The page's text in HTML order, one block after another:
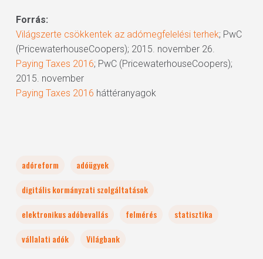
Forrás:
Világszerte csökkentek az adómegfelelési terhek; PwC
(PricewaterhouseCoopers); 2015. november 26.
Paying Taxes 2016; PwC (PricewaterhouseCoopers);
2015. november
Paying Taxes 2016 háttéranyagok
adóreform
adóügyek
digitális kormányzati szolgáltatások
elektronikus adóbevallás
felmérés
statisztika
vállalati adók
Világbank